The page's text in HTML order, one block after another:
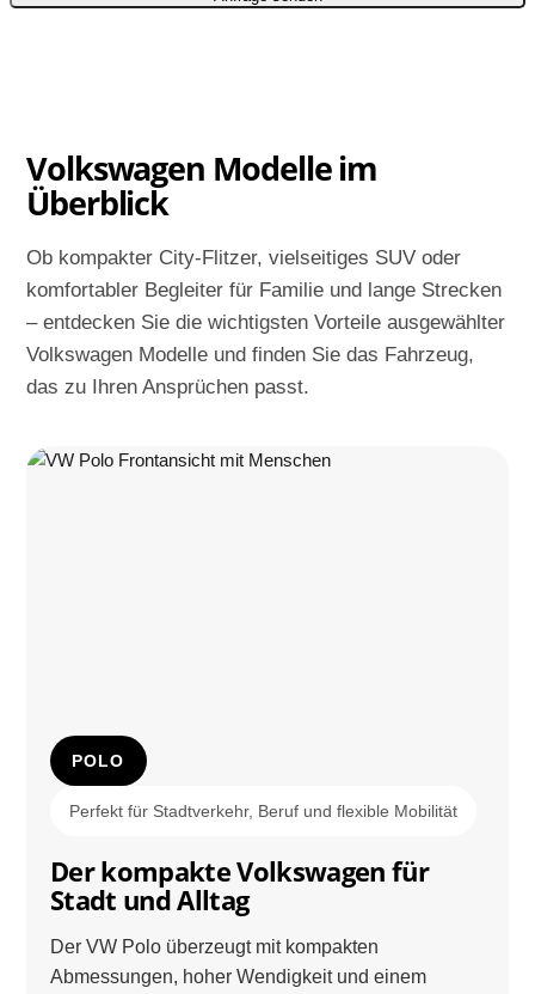
Volkswagen Modelle im
Überblick
Ob kompakter City-Flitzer, vielseitiges SUV oder
komfortabler Begleiter für Familie und lange Strecken
– entdecken Sie die wichtigsten Vorteile ausgewählter
Volkswagen Modelle und finden Sie das Fahrzeug,
das zu Ihren Ansprüchen passt.
POLO
Perfekt für Stadtverkehr, Beruf und flexible Mobilität
Der kompakte Volkswagen für
Stadt und Alltag
Der VW Polo überzeugt mit kompakten
Abmessungen, hoher Wendigkeit und einem